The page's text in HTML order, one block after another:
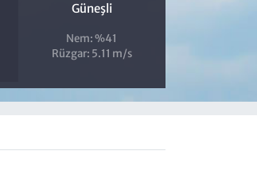
Güneşli
Nem: %41
Rüzgar: 5.11 m/s